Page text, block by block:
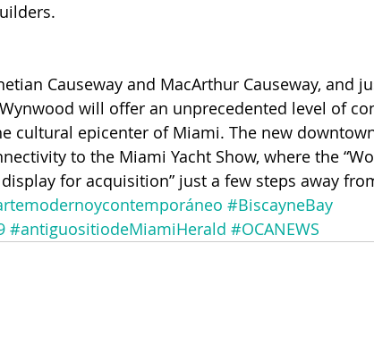
Causeway and MacArthur Causeway, and
will offer an unprecedented level of
cultural epicenter of Miami. The new
to the Miami Yacht Show, where the
display for acquisition” just a few steps away
#BiscayneBay
#antiguositiodeMiamiHerald #OCANEWS